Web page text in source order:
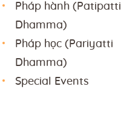
Pháp hành (Patipatti
Dhamma)
Pháp học (Pariyatti
Dhamma)
Special Events